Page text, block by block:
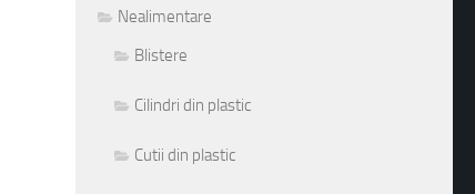
Nealimentare
Blistere
Cilindri din plastic
Cutii din plastic